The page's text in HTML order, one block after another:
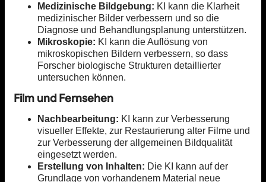
Medizinische Bildgebung: KI kann die Klarheit
medizinischer Bilder verbessern und so die
Diagnose und Behandlungsplanung unterstützen.
Mikroskopie: KI kann die Auflösung von
mikroskopischen Bildern verbessern, so dass
Forscher biologische Strukturen detaillierter
untersuchen können.
Film und Fernsehen
Nachbearbeitung: KI kann zur Verbesserung
visueller Effekte, zur Restaurierung alter Filme und
zur Verbesserung der allgemeinen Bildqualität
eingesetzt werden.
Erstellung von Inhalten: Die KI kann auf der
Grundlage von vorhandenem Material neue